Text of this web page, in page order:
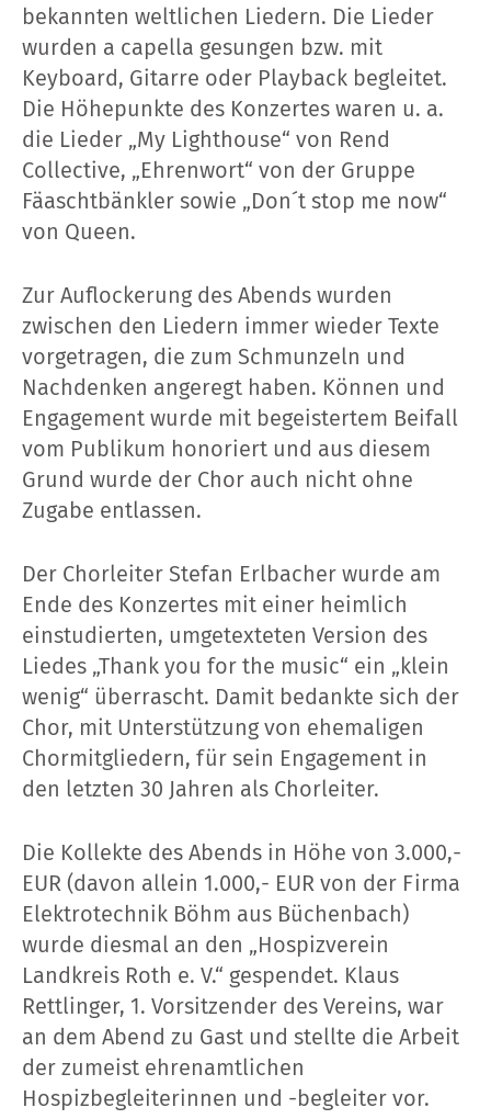
bekannten weltlichen Liedern. Die Lieder
wurden a capella gesungen bzw. mit
Keyboard, Gitarre oder Playback begleitet.
Die Höhepunkte des Konzertes waren u. a.
die Lieder „My Lighthouse“ von Rend
Collective, „Ehrenwort“ von der Gruppe
Fäaschtbänkler sowie „Don´t stop me now“
von Queen.
Zur Auflockerung des Abends wurden
zwischen den Liedern immer wieder Texte
vorgetragen, die zum Schmunzeln und
Nachdenken angeregt haben. Können und
Engagement wurde mit begeistertem Beifall
vom Publikum honoriert und aus diesem
Grund wurde der Chor auch nicht ohne
Zugabe entlassen.
Der Chorleiter Stefan Erlbacher wurde am
Ende des Konzertes mit einer heimlich
einstudierten, umgetexteten Version des
Liedes „Thank you for the music“ ein „klein
wenig“ überrascht. Damit bedankte sich der
Chor, mit Unterstützung von ehemaligen
Chormitgliedern, für sein Engagement in
den letzten 30 Jahren als Chorleiter.
Die Kollekte des Abends in Höhe von 3.000,-
EUR (davon allein 1.000,- EUR von der Firma
Elektrotechnik Böhm aus Büchenbach)
wurde diesmal an den „Hospizverein
Landkreis Roth e. V.“ gespendet. Klaus
Rettlinger, 1. Vorsitzender des Vereins, war
an dem Abend zu Gast und stellte die Arbeit
der zumeist ehrenamtlichen
Hospizbegleiterinnen und -begleiter vor.